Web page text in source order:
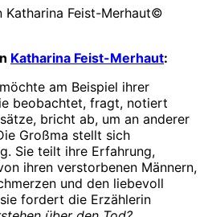
©
Katharina Feist-Merhaut:
am Beispiel ihrer
beobachtet, fragt, notiert
bricht ab, um an anderer
Großma stellt sich
Sie teilt ihre Erfahrung,
ihren verstorbenen Männern,
und den liebevoll
fordert die Erzählerin